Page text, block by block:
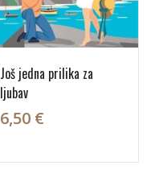
Još jedna prilika za
ljubav
6,50 €